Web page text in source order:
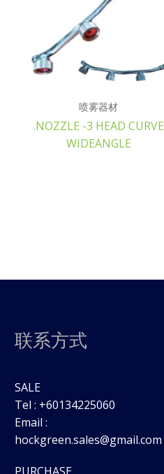
喷雾器材
.NOZZLE -3 HEAD CURVE
WIDEANGLE
联系方式
SALE
Tel : +60134225060
Email :
hockgreen.sales@gmail.com